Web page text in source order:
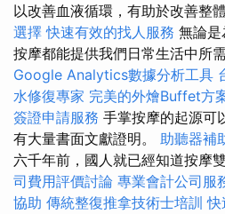
以改善血液循環，有助於改善整
選擇快速有效的找人服務 無論是
按摩都能提供我們日常生活中所
Google Analytics數據分析工具
水修復專家 完美的外燴Buffet方
簽證申請服務 手掌按摩的起源可
有大量書面文獻證明。 助聽器補
六千年前，國人就已經知道按摩
司費用評價討論 專業會計公司服
協助 傳統整復推拿技術士培訓快